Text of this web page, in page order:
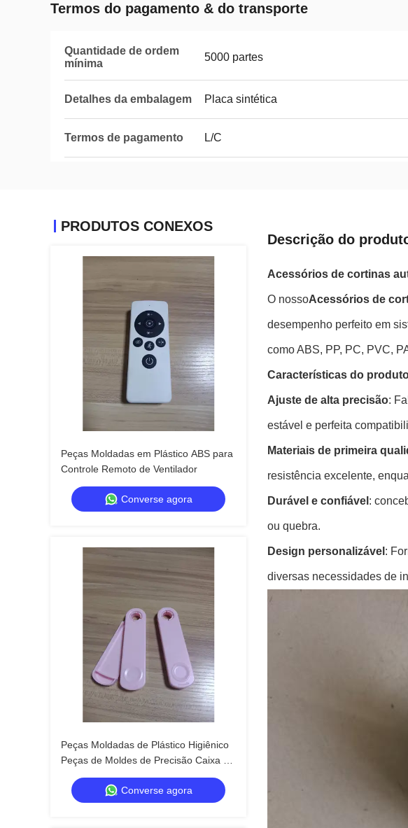
Termos do pagamento & do transporte
Quantidade de ordem
mínima
5000 partes
Detalhes da embalagem Placa sintética
Termos de pagamento L/C
PRODUTOS CONEXOS
Peças Moldadas em Plástico ABS para
Controle Remoto de Ventilador
Converse agora
Peças Moldadas de Plástico Higiênico
Peças de Moldes de Precisão Caixa de
Armazenamento de Hastes Flexíveis
Portátil
Converse agora
Descrição do
Acessórios de cortinas
O nossoAcessórios de
desempenho perfeito em
como ABS, PP, PC, PVC,
Características do
Ajuste de alta precisão:
estável e perfeita
Materiais de primeira
resistência excelente,
Durável e confiável :
ou quebra.
Design personalizável :
diversas necessidades de